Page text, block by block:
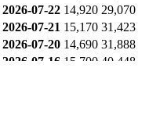
2026-07-22 14,920 29,070
2026-07-21 15,170 31,423
2026-07-20 14,690 31,888
2026-07-16 15,700 40,448